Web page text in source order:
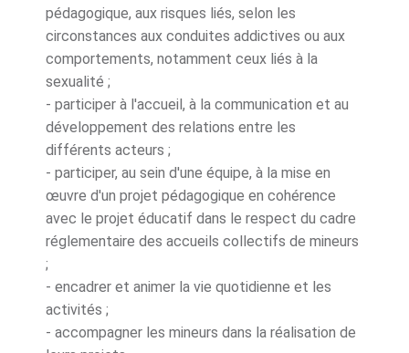
pédagogique, aux risques liés, selon les
circonstances aux conduites addictives ou aux
comportements, notamment ceux liés à la
sexualité ;
- participer à l'accueil, à la communication et au
développement des relations entre les
différents acteurs ;
- participer, au sein d'une équipe, à la mise en
œuvre d'un projet pédagogique en cohérence
avec le projet éducatif dans le respect du cadre
réglementaire des accueils collectifs de mineurs
;
- encadrer et animer la vie quotidienne et les
activités ;
- accompagner les mineurs dans la réalisation de